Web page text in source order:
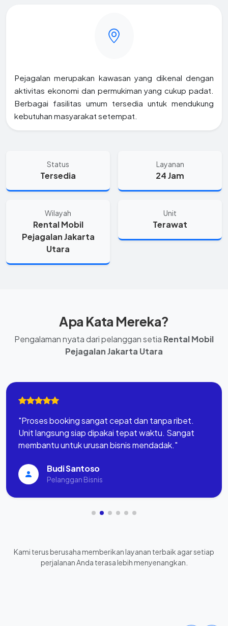
Pejagalan merupakan kawasan yang dikenal dengan
aktivitas ekonomi dan permukiman yang cukup padat.
Berbagai fasilitas umum tersedia untuk mendukung
kebutuhan masyarakat setempat.
Status
Tersedia
Layanan
24 Jam
Wilayah
Rental Mobil
Pejagalan Jakarta
Utara
Unit
Terawat
Apa Kata Mereka?
Pengalaman nyata dari pelanggan setia Rental Mobil
Pejagalan Jakarta Utara
"Proses booking sangat cepat dan tanpa ribet.
Unit langsung siap dipakai tepat waktu. Sangat
membantu untuk urusan bisnis mendadak."
Budi Santoso
Pelanggan Bisnis
Kami terus berusaha memberikan layanan terbaik agar setiap
perjalanan Anda terasa lebih menyenangkan.